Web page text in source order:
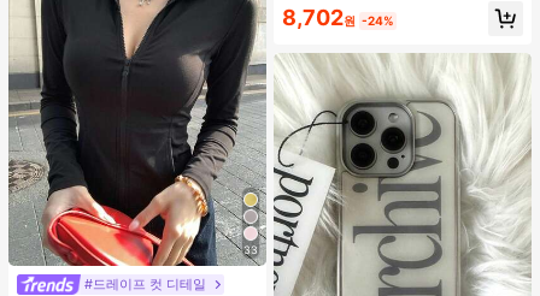
33
#드레이프 컷 디테일
8,702원 -24%